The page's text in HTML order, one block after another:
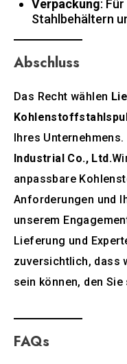
Verpackung:
Stahlbehältern
Abschluss
Das Recht wählen
Ihres Unternehmens.
Industrial Co., Ltd.
anpassbare
Anforderungen und
unserem
Lieferung und
zuversichtlich, dass
sein können, den Sie
FAQs